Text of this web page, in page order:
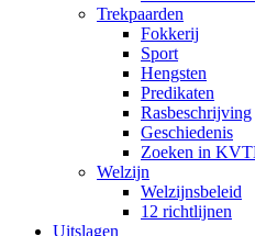
Trekpaarden
Fokkerij
Sport
Hengsten
Predikaten
Rasbeschrijving
Geschiedenis
Zoeken in
Welzijn
Welzijnsbeleid
12 richtlijnen
Uitslagen